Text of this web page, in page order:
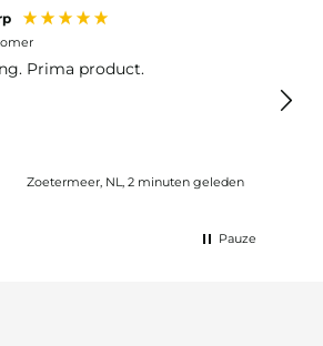
Prima product.
Zoetermeer, NL, 2 minuten geleden
lang
Pauze